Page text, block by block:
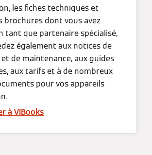
les fiches techniques et
brochures dont vous avez
tant que partenaire spécialisé,
également aux notices de
de maintenance, aux guides
aux tarifs et à de nombreux
pour vos appareils
à ViBooks